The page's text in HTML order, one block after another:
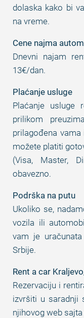
dolaska kako bi
na vreme.
Cene najma
Dnevni najam
13€/dan.
Plaćanje usluge
Plaćanje usluge
prilikom
prilagođena
možete platiti
(Visa, Master,
obavezno.
Podrška na putu
Ukoliko se,
vozila ili
vam je
Srbije.
Rent a car
Rezervaciju i
izvršiti u saradnji
njihovog web